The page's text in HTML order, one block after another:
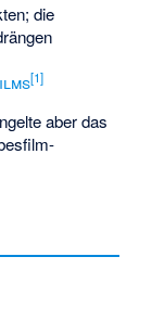
die
[1]
aber das